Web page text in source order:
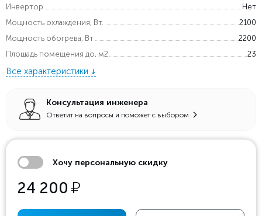
Инвертор
Нет
Мощность охлаждения, Вт.
2100
Мощность обогрева, Вт
2200
Площадь помещения до, м2
23
Все характеристики
Консультация инженера
Ответит на вопросы и поможет с выбором
Хочу персональную скидку
24 200 у